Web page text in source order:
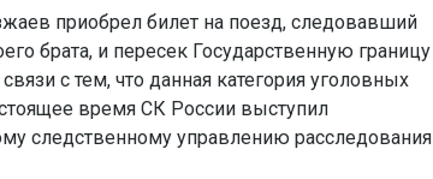
приобрел билет на поезд, следовавший
брата, и пересек Государственную границу
с тем, что данная категория уголовных
время СК России выступил
следственному управлению расследования